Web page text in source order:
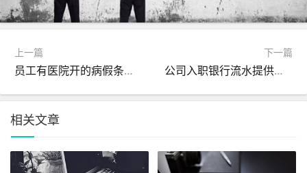
上一篇
员工有医院开的病假条公司不让休息合理吗？
下一篇
公司入职银行流水提供全部收入可以吗?
相关文章